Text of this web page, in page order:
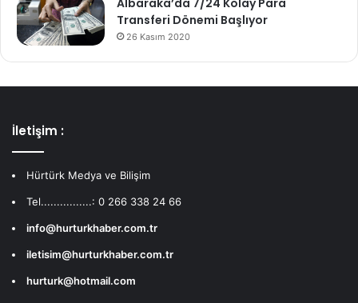
Albaraka’da 7/24 Kolay Para
Transferi Dönemi Başlıyor
26 Kasım 2020
İletişim :
Hürtürk Medya ve Bilişim
Tel................: 0 266 338 24 66
info@hurturkhaber.com.tr
iletisim@hurturkhaber.com.tr
hurturk@hotmail.com